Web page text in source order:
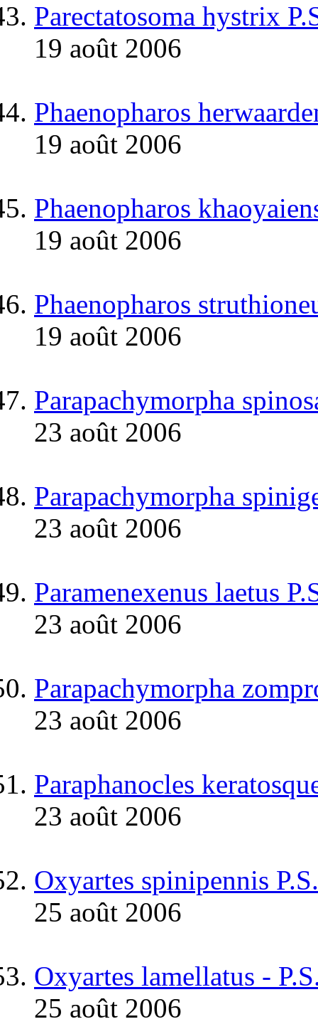
Parectatosoma hystrix
19 août 2006
Phaenopharos
19 août 2006
Phaenopharos
19 août 2006
Phaenopharos
19 août 2006
Parapachymorpha
23 août 2006
Parapachymorpha
23 août 2006
Paramenexenus laetus
23 août 2006
Parapachymorpha
23 août 2006
Paraphanocles
23 août 2006
Oxyartes spinipennis
25 août 2006
Oxyartes lamellatus -
25 août 2006